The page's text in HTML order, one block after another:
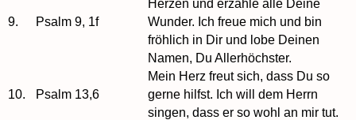
9. Psalm 9, 1f
Herzen und erzähle alle Deine
Wunder. Ich freue mich und bin
fröhlich in Dir und lobe Deinen
Namen, Du Allerhöchster.
10. Psalm 13,6
Mein Herz freut sich, dass Du so
gerne hilfst. Ich will dem Herrn
singen, dass er so wohl an mir tut.